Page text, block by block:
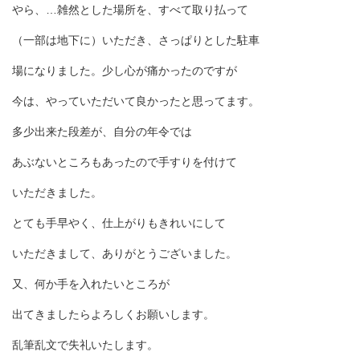
やら、…雑然とした場所を、すべて取り払って
（一部は地下に）いただき、さっぱりとした駐車
場になりました。少し心が痛かったのですが
今は、やっていただいて良かったと思ってます。
多少出来た段差が、自分の年令では
あぶないところもあったので手すりを付けて
いただきました。
とても手早やく、仕上がりもきれいにして
いただきまして、ありがとうございました。
又、何か手を入れたいところが
出てきましたらよろしくお願いします。
乱筆乱文で失礼いたします。